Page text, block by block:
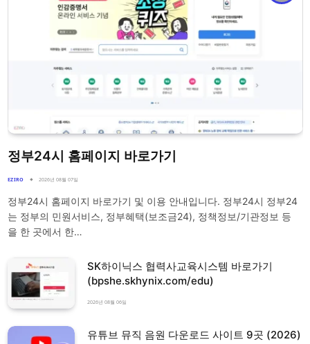
정부24시 홈페이지 바로가기
EZIRO 2026년 08월 07일
정부24시 홈페이지 바로가기 및 이용 안내입니다. 정부24시 정부24
는 정부의 민원서비스, 정부혜택(보조금24), 정책정보/기관정보 등
을 한 곳에서 한…
SK하이닉스 협력사교육시스템 바로가기
(bpshe.skhynix.com/edu)
2026년 08월 06일
유튜브 뮤직 음원 다운로드 사이트 9곳 (2026)